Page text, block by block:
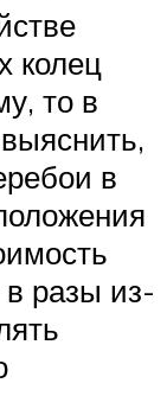
колец
то в
в
в разы из-